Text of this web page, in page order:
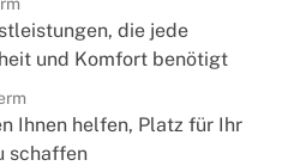
die jede
und Komfort benötigt
Ihnen helfen, Platz für Ihr
schaffen